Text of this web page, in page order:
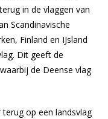
in de vlaggen van
Scandinavische
Finland en IJsland
Dit geeft de
de Deense vlag
op een landsvlag